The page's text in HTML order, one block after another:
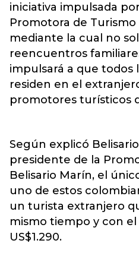
iniciativa impulsada
Promotora de Turismo
mediante la cual no
reencuentros
impulsará a que todos
residen en el
promotores turísticos
Según explicó
presidente de la
Belisario Marín, el
uno de estos
un turista extranjero
mismo tiempo y con
US$1.290.